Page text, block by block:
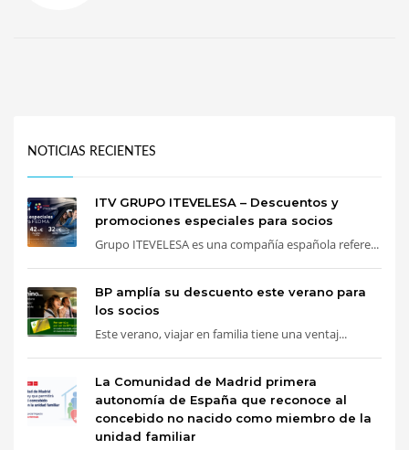
NOTICIAS RECIENTES
ITV GRUPO ITEVELESA – Descuentos y
promociones especiales para socios
Grupo ITEVELESA es una compañía española refere...
BP amplía su descuento este verano para
los socios
Este verano, viajar en familia tiene una ventaj...
La Comunidad de Madrid primera
autonomía de España que reconoce al
concebido no nacido como miembro de la
unidad familiar